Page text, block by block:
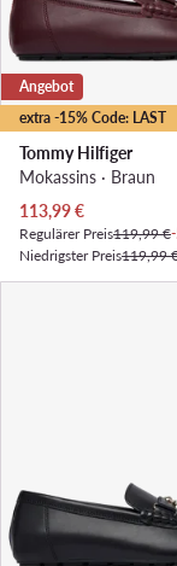
extra -15% Code: LAST
Angebot
Tommy Hilfiger
Mokassins · Braun
Aktueller Preis
113,99€
Regulärer Preis119,99 €
Niedrigster Preis119,99